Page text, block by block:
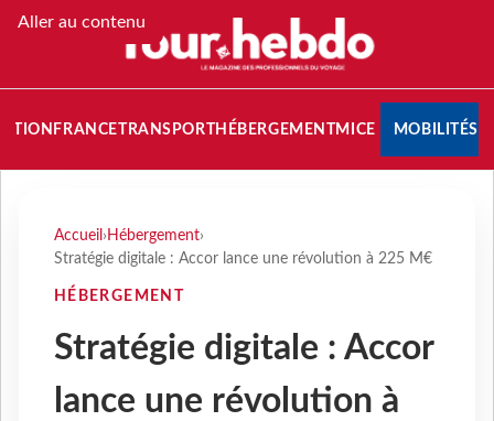
Aller au contenu
FRANCETRANSPORT HÉBERGEMENTMICE MOBILITÉS
Accueil › Hébergement›
Stratégie digitale : Accor lance une révolution à 225 M€
HÉBERGEMENT
Stratégie digitale : Accor
lance une révolution à